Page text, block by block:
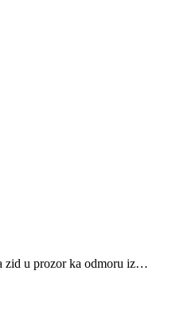
zid u prozor ka odmoru iz…